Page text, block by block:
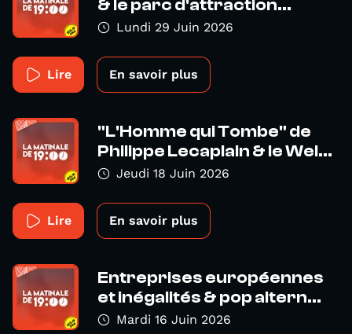
& le parc d'attraction...
Lundi 29 Juin 2026
Lire En savoir plus
"L'Homme qui Tombe" de
Philippe Lecaplain & le Wel...
Jeudi 18 Juin 2026
Lire En savoir plus
Entreprises européennes
et inégalités & pop altern...
Mardi 16 Juin 2026